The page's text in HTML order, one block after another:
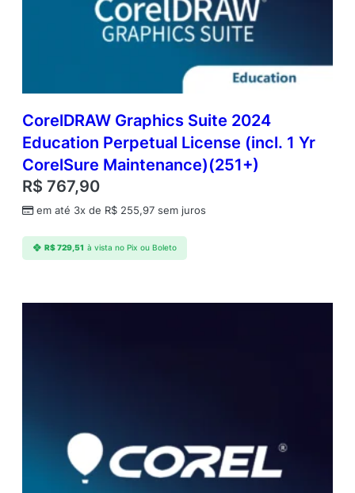
CorelDRAW Graphics Suite 2024
Education Perpetual License (incl. 1 Yr
CorelSure Maintenance)(251+)
R$ 767,90
em até 3x de R$ 255,97 sem juros
R$729,51 à vista no Pix ou Boleto